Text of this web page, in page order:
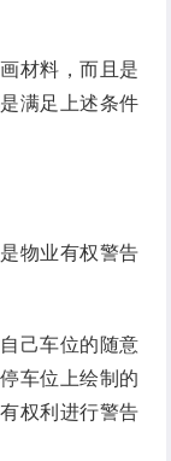
材料，而且是
满足上述条件
物业有权警告
己车位的随意
车位上绘制的
权利进行警告